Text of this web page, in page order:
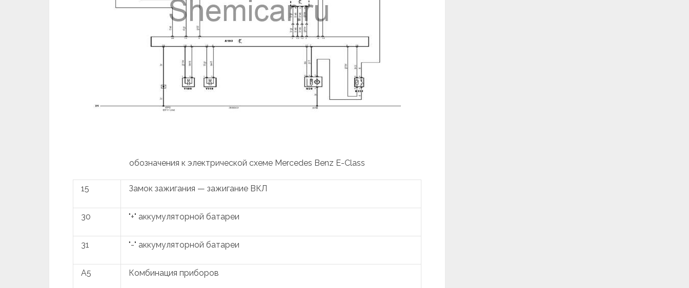
обозначения к электрической схеме Mercedes Benz Е-Class
15 Замок зажигания — зажигание ВКЛ
30 "+" аккумуляторной батареи
31 "-" аккумуляторной батареи
A5 Комбинация приборов